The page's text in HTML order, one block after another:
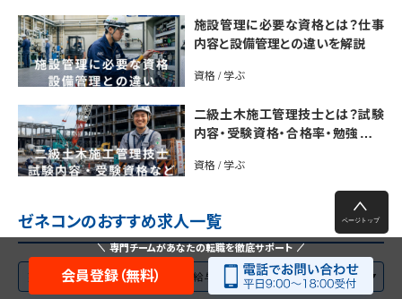
施設管理に必要な資格とは？仕事
内容と設備管理との違いを解説
資格 / 学ぶ
二級土木施工管理技士とは？試験
内容・受験資格・合格率・勉強法を
資格 / 学ぶ
ゼネコンのおすすめ求人一覧
専門チームがあなたの転職を徹底サポート
会員登録（無料）